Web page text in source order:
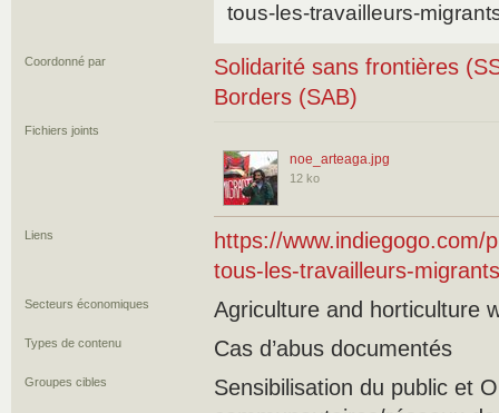
tous-les-travailleurs-
Coordonné par
Solidarité sans frontières
Borders (SAB)
Fichiers joints
noe_arteaga.jpg
12 ko
Liens
https://www.indiegogo.com/
tous-les-travailleurs-
Secteurs économiques Agriculture and horticulture
Types de contenu Cas d’abus documentés
Groupes cibles
Sensibilisation du public et